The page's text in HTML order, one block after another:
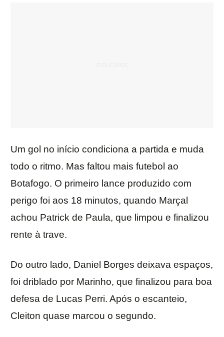
Um gol no início condiciona a partida e muda
todo o ritmo. Mas faltou mais futebol ao
Botafogo. O primeiro lance produzido com
perigo foi aos 18 minutos, quando Marçal
achou Patrick de Paula, que limpou e finalizou
rente à trave.
Do outro lado, Daniel Borges deixava espaços,
foi driblado por Marinho, que finalizou para boa
defesa de Lucas Perri. Após o escanteio,
Cleiton quase marcou o segundo.